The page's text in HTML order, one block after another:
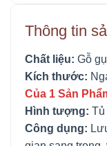
Thông tin
Chất liệu: Gỗ
Kích thước:
Của 1 Sản
Hình tượng: Tủ
Công dụng: